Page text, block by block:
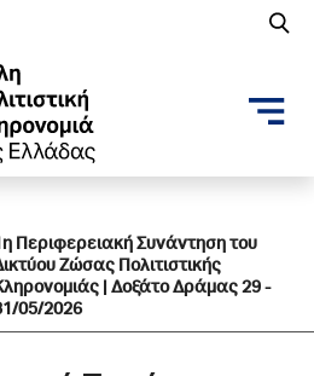
Περιφερειακή Συνάντηση του
Ζώσας Πολιτιστικής
| Δοξάτο Δράμας 29 -
05/2026